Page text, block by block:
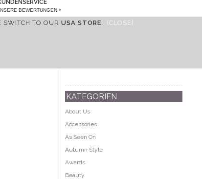
BEWERTUNGEN »
SWITCH TO OUR USA STORE. [CLOSE]
KATEGORIEN
About Us
Accessories
As Seen On
Autumn Style
Awards
Beauty